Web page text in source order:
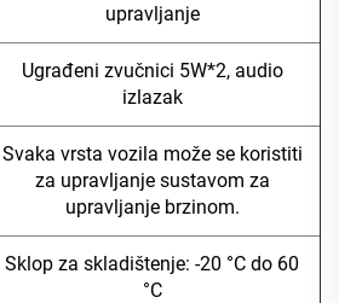
upravljanje
Ugrađeni zvučnici 5W*2, audio
izlazak
Svaka vrsta vozila može se koristiti
za upravljanje sustavom za
upravljanje brzinom.
Sklop za skladištenje: -20 °C do 60
°C